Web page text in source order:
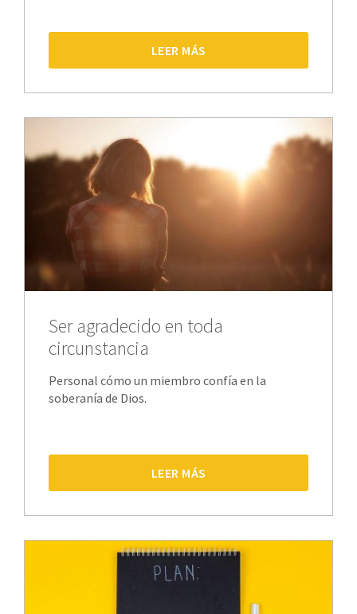
LEER MÁS
Ser agradecido en toda
circunstancia
Personal cómo un miembro confía en la
soberanía de Dios.
LEER MÁS